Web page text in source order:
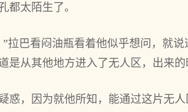
都太陌生了。
拉巴看闷油瓶看着他似乎想问，就
是从其他地方进入了无人区，出来
惑，因为就他所知，能通过这片无